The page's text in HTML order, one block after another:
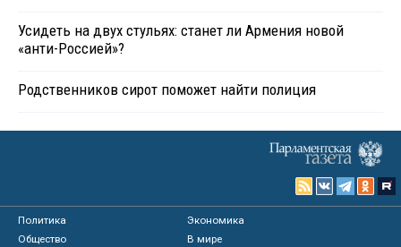
Усидеть на двух стульях: станет ли Армения новой
«анти-Россией»?
Родственников сирот поможет найти полиция
Политика
Экономика
Общество
В мире